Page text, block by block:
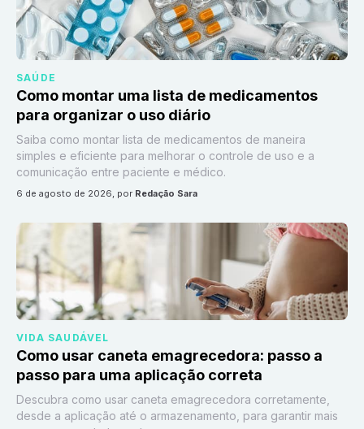
SAÚDE
Como montar uma lista de medicamentos
para organizar o uso diário
Saiba como montar lista de medicamentos de maneira
simples e eficiente para melhorar o controle de uso e a
comunicação entre paciente e médico.
6 de agosto de 2026, por Redação Sara
VIDA SAUDÁVEL
Como usar caneta emagrecedora: passo a
passo para uma aplicação correta
Descubra como usar caneta emagrecedora corretamente,
desde a aplicação até o armazenamento, para garantir mais